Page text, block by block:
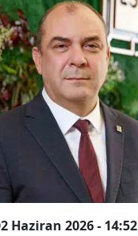
Haziran 2026 - 14:52